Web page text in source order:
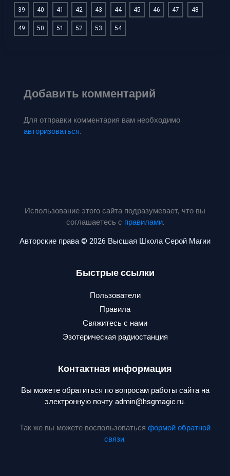
39
40 41 42 43 44 45 46 47
48
49
50 51 52 53 54
Добавить комментарий
Для отправки комментария вам необходимо
авторизоваться.
Использование этого сайта подразумевает, что вы
соглашаетесь с правилами.
Авторские права © 2026 Высшая Школа Серой Магии
Быстрые ссылки
Пользователи
Правила
Свяжитесь с нами
Эзотерическая радиостанция
Контактная информация
Вы можете обратиться по вопросам работы сайта на
электронную почту admin@hsgmagic.ru.
Так же вы можете воспользоваться формой обратной
связи.